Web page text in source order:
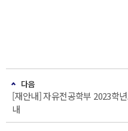
다음
[재안내] 자유전공학부 2023학
내